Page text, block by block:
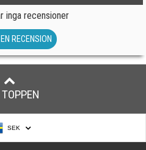
inga recensioner
RECENSION
SEK